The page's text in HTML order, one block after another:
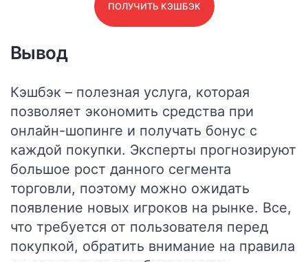
ПОЛУЧИТЬ КЭШБЭК
Вывод
Кэшбэк – полезная услуга, которая
позволяет экономить средства при
онлайн-шопинге и получать бонус с
каждой покупки. Эксперты прогнозируют
большое рост данного сегмента
торговли, поэтому можно ожидать
появление новых игроков на рынке. Все,
что требуется от пользователя перед
покупкой, обратить внимание на правила